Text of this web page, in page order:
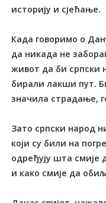
историју и сјећање.
Када говоримо о
да никада не
живот да би српски
бирали лакши пут.
значила страдање,
Зато српски народ
који су били на
одређују шта смије
и како смије да